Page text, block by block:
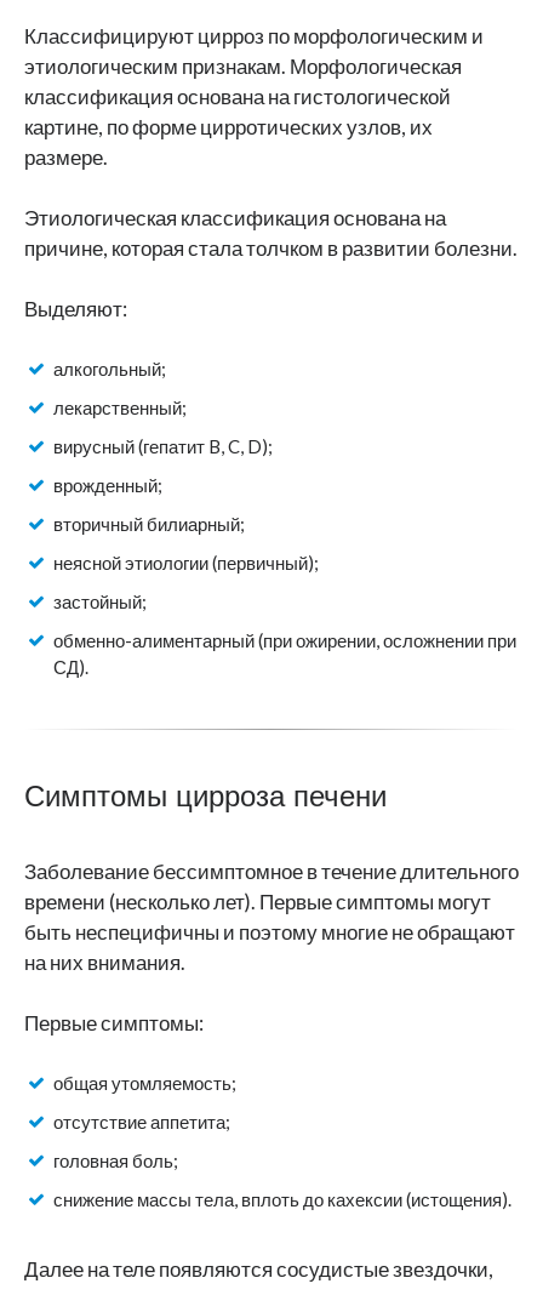
Классифицируют цирроз по морфологическим и
этиологическим признакам. Морфологическая
классификация основана на гистологической
картине, по форме цирротических узлов, их
размере.
Этиологическая классификация основана на
причине, которая стала толчком в развитии болезни.
Выделяют:
алкогольный;
лекарственный;
вирусный (гепатит B, C, D);
врожденный;
вторичный билиарный;
неясной этиологии (первичный);
застойный;
обменно-алиментарный (при ожирении, осложнении при
СД).
Симптомы цирроза печени
Заболевание бессимптомное в течение длительного
времени (несколько лет). Первые симптомы могут
быть неспецифичны и поэтому многие не обращают
на них внимания.
Первые симптомы:
общая утомляемость;
отсутствие аппетита;
головная боль;
снижение массы тела, вплоть до кахексии (истощения).
Далее на теле появляются сосудистые звездочки,